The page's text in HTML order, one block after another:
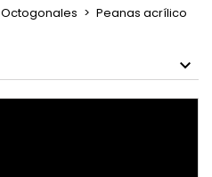
Octogonales
Peanas acrílico